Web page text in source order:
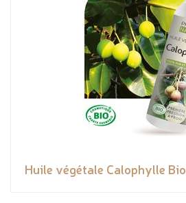
Huile végétale Calophylle Bio